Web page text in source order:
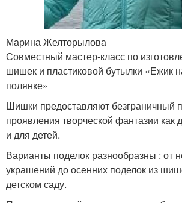
Марина Желторылова
Совместный мастер-класс по
шишек и пластиковой бутылки «Ежик
полянке»
Шишки предоставляют безграничный
проявления творческой фантазии как
и для детей.
Варианты поделок разнообразны : от
украшений до осенних поделок из
детском саду.